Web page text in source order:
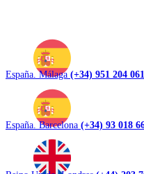
España. Málaga (+34) 951 204 061
España. Barcelona (+34) 93 018